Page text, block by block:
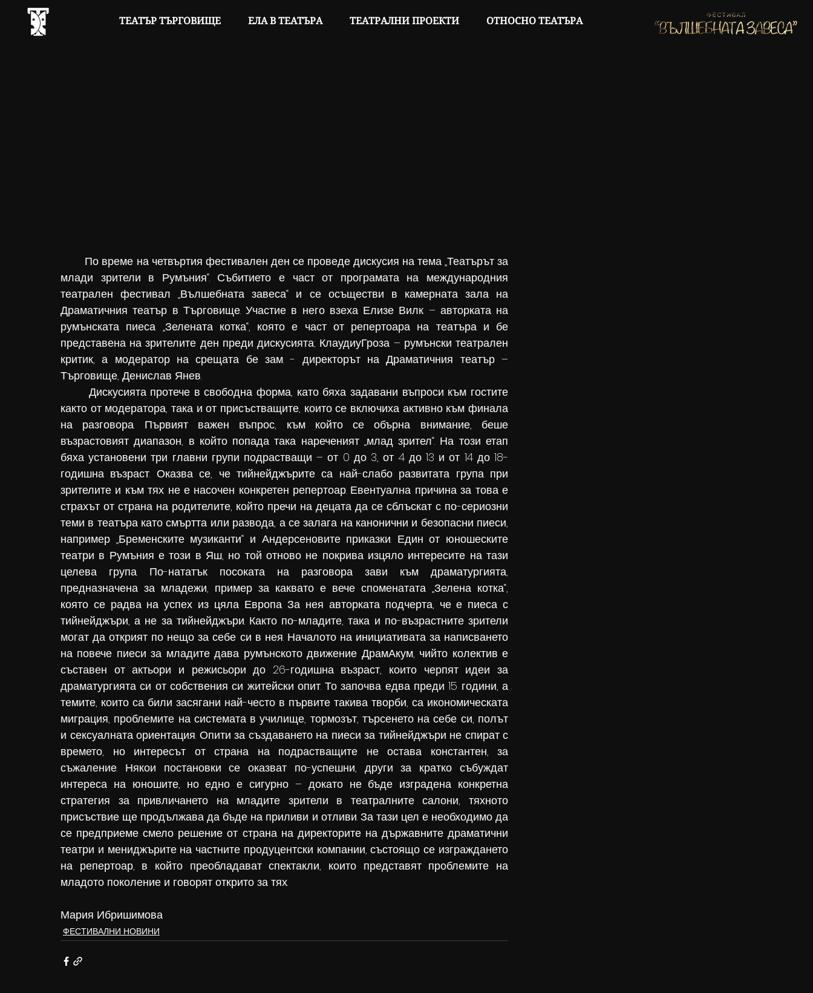
ТЕАТЪР ТЪРГОВИЩЕ ЕЛА В ТЕАТЪРА ТЕАТРАЛНИ ПРОЕКТИ ОТНОСНО ТЕАТЪРА
млади зрители в Румъния“. Събитието е част от програмата на международния
театрален фестивал „Вълшебната завеса“ и се осъществи в камерната зала на
Драматичния театър в Търговище. Участие в него взеха Елизе Вилк – авторката на
румънската пиеса „Зелената котка“, която е част от репертоара на театъра и бе
представена на зрителите ден преди дискусията; КлаудиуГроза – румънски театрален
критик, а модератор на срещата бе зам. - директорът на Драматичния театър –
Търговище, Денислав Янев.
както от модератора, така и от присъстващите, които се включиха активно към финала
на разговора. Първият важен въпрос, към който се обърна внимание, беше
възрастовият диапазон, в който попада така нареченият „млад зрител“. На този етап
бяха установени три главни групи подрастващи – от 0 до 3, от 4 до 13 и от 14 до 18-
годишна възраст. Оказва се, че тийнейджърите са най-слабо развитата група при
зрителите и към тях не е насочен конкретен репертоар. Евентуална причина за това е
страхът от страна на родителите, който пречи на децата да се сблъскат с по-сериозни
теми в театъра като смъртта или развода, а се залага на канонични и безопасни пиеси,
например „Бременските музиканти“ и Андерсеновите приказки. Един от юношеските
театри в Румъния е този в Яш, но той отново не покрива изцяло интересите на тази
целева група. По-нататък посоката на разговора зави към драматургията,
предназначена за младежи, пример за каквато е вече споменатата „Зелена котка“,
която се радва на успех из цяла Европа. За нея авторката подчерта, че е пиеса с
тийнейджъри, а не за тийнейджъри. Както по-младите, така и по-възрастните зрители
могат да открият по нещо за себе си в нея. Началото на инициативата за написването
на повече пиеси за младите дава румънското движение ДрамАкум, чийто колектив е
съставен от актьори и режисьори до 26-годишна възраст, които черпят идеи за
драматургията си от собствения си житейски опит. То започва едва преди 15 години, а
темите, които са били засягани най-често в първите такива творби, са икономическата
миграция, проблемите на системата в училище, тормозът, търсенето на себе си, полът
и сексуалната ориентация. Опити за създаването на пиеси за тийнейджъри не спират с
времето, но интересът от страна на подрастващите не остава константен, за
съжаление. Някои постановки се оказват по-успешни, други за кратко събуждат
интереса на юношите, но едно е сигурно – докато не бъде изградена конкретна
стратегия за привличането на младите зрители в театралните салони, тяхното
присъствие ще продължава да бъде на приливи и отливи. За тази цел е необходимо да
се предприеме смело решение от страна на директорите на държавните драматични
театри и мениджърите на частните продуцентски компании, състоящо се изграждането
на репертоар, в който преобладават спектакли, които представят проблемите на
младото поколение и говорят открито за тях.
Мария Ибришимова
ФЕСТИВАЛНИ НОВИНИ